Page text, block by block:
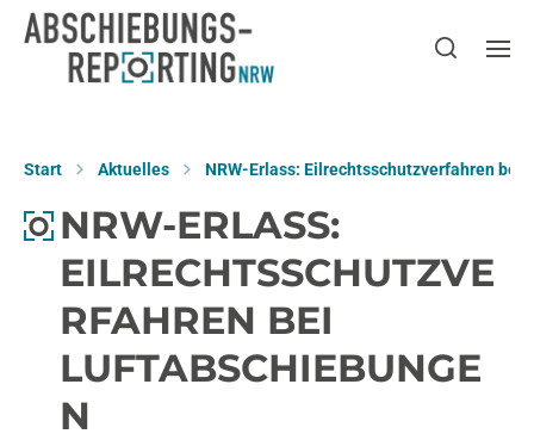
Start Aktuelles NRW-Erlass: Eilrechtsschutzverfahren bei
NRW-ERLASS:
EILRECHTSSCHUTZVE
RFAHREN BEI
LUFTABSCHIEBUNGE
N